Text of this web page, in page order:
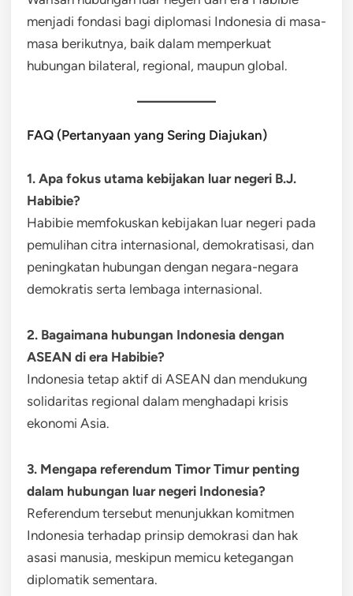
menjadi fondasi bagi diplomasi Indonesia di masa-
masa berikutnya, baik dalam memperkuat
hubungan bilateral, regional, maupun global.
FAQ (Pertanyaan yang Sering Diajukan)
1. Apa fokus utama kebijakan luar negeri B.J.
Habibie?
Habibie memfokuskan kebijakan luar negeri pada
pemulihan citra internasional, demokratisasi, dan
peningkatan hubungan dengan negara-negara
demokratis serta lembaga internasional.
2. Bagaimana hubungan Indonesia dengan
ASEAN di era Habibie?
Indonesia tetap aktif di ASEAN dan mendukung
solidaritas regional dalam menghadapi krisis
ekonomi Asia.
3. Mengapa referendum Timor Timur penting
dalam hubungan luar negeri Indonesia?
Referendum tersebut menunjukkan komitmen
Indonesia terhadap prinsip demokrasi dan hak
asasi manusia, meskipun memicu ketegangan
diplomatik sementara.